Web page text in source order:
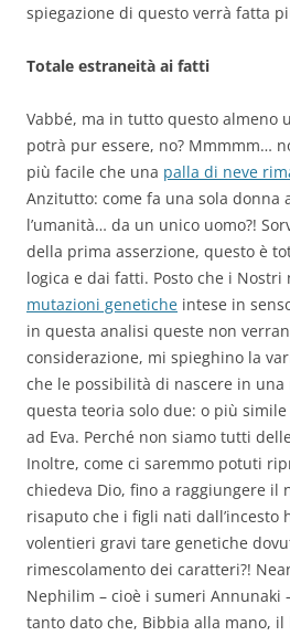
spiegazione di questo verrà fatta
Totale estraneità ai fatti
Vabbé, ma in tutto questo almeno
potrà pur essere, no? Mmmmm…
più facile che una palla di neve
Anzitutto: come fa una sola donna
l’umanità… da un unico uomo?!
della prima asserzione, questo è
logica e dai fatti. Posto che i
mutazioni genetiche intese in
in questa analisi queste non
considerazione, mi spieghino la
che le possibilità di nascere in
questa teoria solo due: o più
ad Eva. Perché non siamo tutti
Inoltre, come ci saremmo potuti
chiedeva Dio, fino a raggiungere il
risaputo che i figli nati dall’incesto
volentieri gravi tare genetiche
rimescolamento dei caratteri?!
Nephilim – cioè i sumeri Annunaki
tanto dato che, Bibbia alla mano, il